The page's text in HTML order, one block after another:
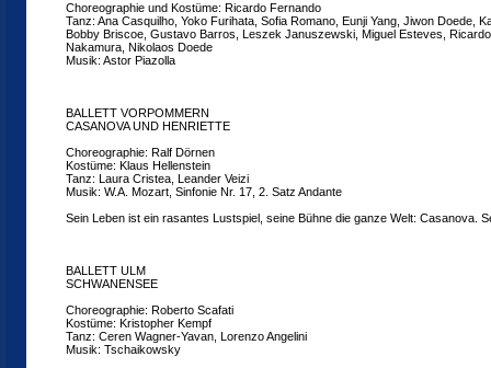
Choreographie und Kostüme: Ricardo Fernando
Tanz: Ana Casquilho, Yoko Furihata, Sofia Romano, Eunji Yang, Jiwon Doede,
Bobby Briscoe, Gustavo Barros, Leszek Januszewski, Miguel Esteves,
Nakamura, Nikolaos Doede
Musik: Astor Piazolla
BALLETT VORPOMMERN
CASANOVA UND HENRIETTE
Choreographie: Ralf Dörnen
Kostüme: Klaus Hellenstein
Tanz: Laura Cristea, Leander Veizi
Musik: W.A. Mozart, Sinfonie Nr. 17, 2. Satz Andante
Sein Leben ist ein rasantes Lustspiel, seine Bühne die ganze Welt: Casanova.
BALLETT ULM
SCHWANENSEE
Choreographie: Roberto Scafati
Kostüme: Kristopher Kempf
Tanz: Ceren Wagner-Yavan, Lorenzo Angelini
Musik: Tschaikowsky